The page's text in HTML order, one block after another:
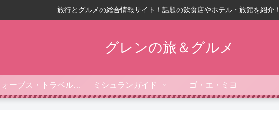
旅行とグルメの総合情報サイト！話題の飲食店やホテル・旅館を紹介！
グレンの旅＆グルメ
フォーブス・トラベルガイド ミシュランガイド ゴ・エ・ミヨ